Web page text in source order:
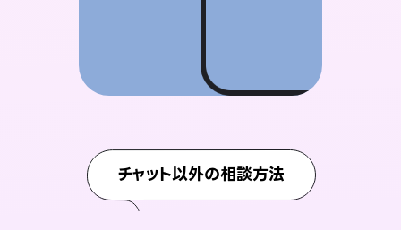
チャット以外の相談方法